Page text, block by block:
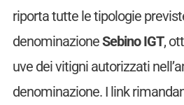
riporta tutte le tipologie
denominazioneSebino IGT,
uve dei vitigni autorizzati
denominazione. I link